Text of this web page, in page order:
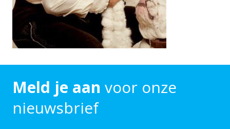
Meld je aan voor onze
nieuwsbrief